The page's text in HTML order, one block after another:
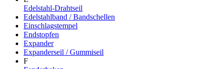
Edelstahl-Drahtseil
Edelstahlband / Bandschellen
Einschlagstempel
Endstopfen
Expander
Expanderseil / Gummiseil
F